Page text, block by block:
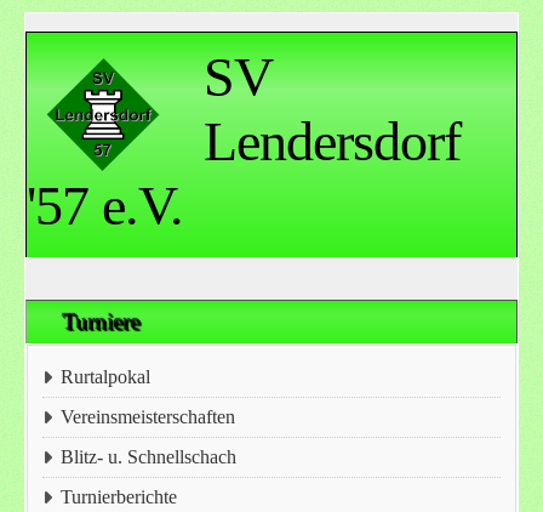
SV
Lendersdorf
'57 e.V.
Turniere
Rurtalpokal
Vereinsmeisterschaften
Blitz- u. Schnellschach
Turnierberichte